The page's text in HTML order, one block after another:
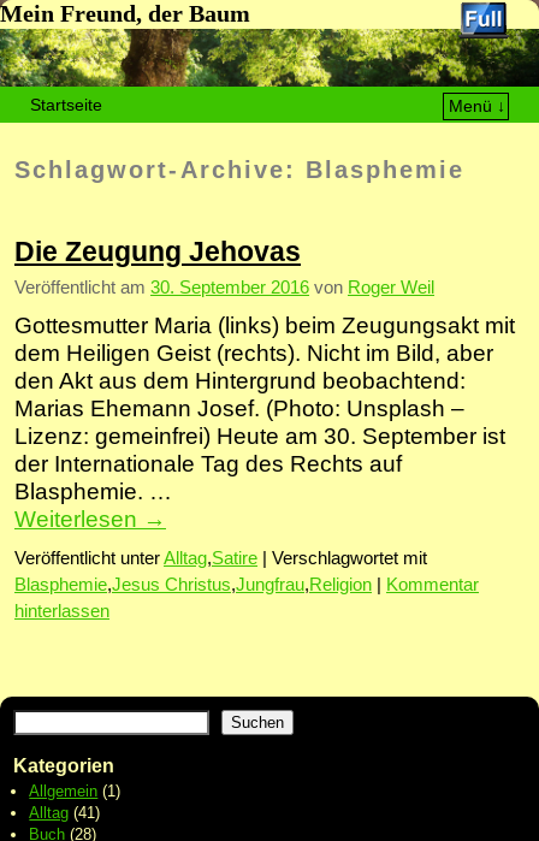
Mein Freund, der Baum
Startseite
Menü ↓
Schlagwort-Archive: Blasphemie
Die Zeugung Jehovas
Veröffentlicht am 30. September 2016 von Roger Weil
Gottesmutter Maria (links) beim Zeugungsakt mit
dem Heiligen Geist (rechts). Nicht im Bild, aber
den Akt aus dem Hintergrund beobachtend:
Marias Ehemann Josef. (Photo: Unsplash –
Lizenz: gemeinfrei) Heute am 30. September ist
der Internationale Tag des Rechts auf
Blasphemie. …
Weiterlesen →
Veröffentlicht unterAlltag,Satire
Verschlagwortet mit
Blasphemie,Jesus Christus,Jungfrau,Religion
Kommentar
hinterlassen
Suchen
Kategorien
Allgemein (1)
Alltag (41)
Buch (28)